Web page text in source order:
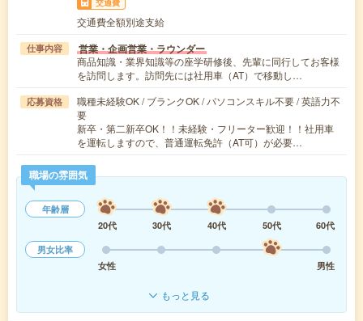
交通費
交通費全額別途支給
仕事内容 営業・企画営業・ラウンダー
商品知識・業界知識等の座学研修後、先輩に同行してお客様
を訪問します。訪問先には社用車（AT）で移動し…
応募資格
職種未経験OK / ブランクOK / パソコンスキル不要 / 英語力不
要
新卒・第二新卒OK！！未経験・フリーター歓迎！！社用車
を運転しますので、普通運転免許（AT可）が必要…
職場の雰囲気
年齢層
20代
30代 40代 50代
60代
男女比率
女性
男性
もっと見る